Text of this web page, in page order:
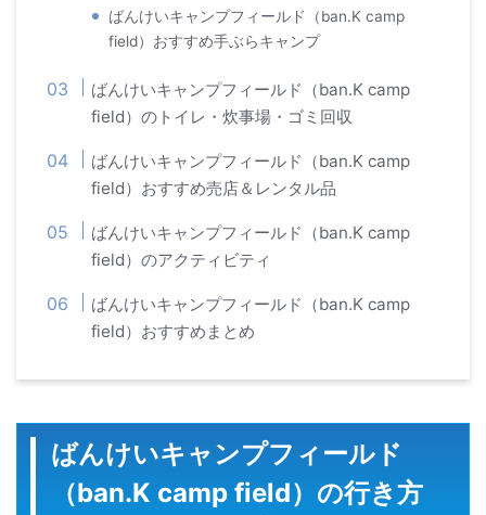
ばんけいキャンプフィールド（ban.K camp
field）おすすめ手ぶらキャンプ
ばんけいキャンプフィールド（ban.K camp
field）のトイレ・炊事場・ゴミ回収
ばんけいキャンプフィールド（ban.K camp
field）おすすめ売店＆レンタル品
ばんけいキャンプフィールド（ban.K camp
field）のアクティビティ
ばんけいキャンプフィールド（ban.K camp
field）おすすめまとめ
ばんけいキャンプフィールド
（ban.K camp field）の行き方